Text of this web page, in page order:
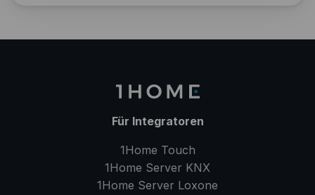
Für Integratoren
1Home Touch
1Home Server KNX
1Home Server Loxone